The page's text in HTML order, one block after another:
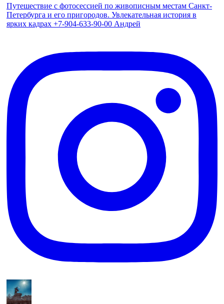
Путешествие с фотосессией по живописным местам Санкт-
Петербурга и его пригородов. Увлекательная история в
ярких кадрах +7-904-633-90-00 Андрей